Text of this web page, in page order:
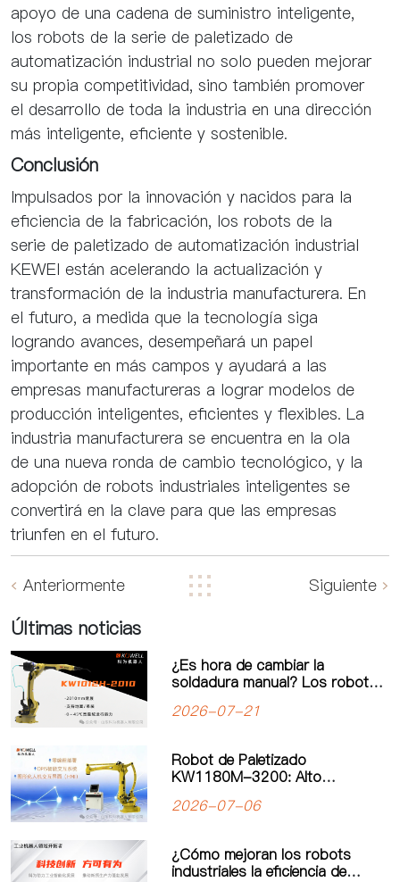
apoyo de una cadena de suministro inteligente,
los robots de la serie de paletizado de
automatización industrial no solo pueden mejorar
su propia competitividad, sino también promover
el desarrollo de toda la industria en una dirección
más inteligente, eficiente y sostenible.
Conclusión
Impulsados por la innovación y nacidos para la
eficiencia de la fabricación, los robots de la
serie de paletizado de automatización industrial
KEWEI están acelerando la actualización y
transformación de la industria manufacturera. En
el futuro, a medida que la tecnología siga
logrando avances, desempeñará un papel
importante en más campos y ayudará a las
empresas manufactureras a lograr modelos de
producción inteligentes, eficientes y flexibles. La
industria manufacturera se encuentra en la ola
de una nueva ronda de cambio tecnológico, y la
adopción de robots industriales inteligentes se
convertirá en la clave para que las empresas
triunfen en el futuro.
Anteriormente Siguiente
Últimas noticias
¿Es hora de cambiar la
soldadura manual? Los robots
nueva era de automatización
2026-07-21
Robot de Paletizado
KW1180M-3200: Alto
Simplificada para un Nuevo
Carga Pesada
2026-07-06
¿Cómo mejoran los robots
industriales la eficiencia de